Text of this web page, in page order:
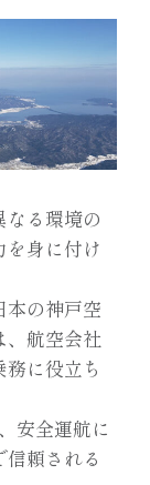
る環境の
身に付け
本の神戸空
、航空会社
に役立ち
安全運航に
頼される